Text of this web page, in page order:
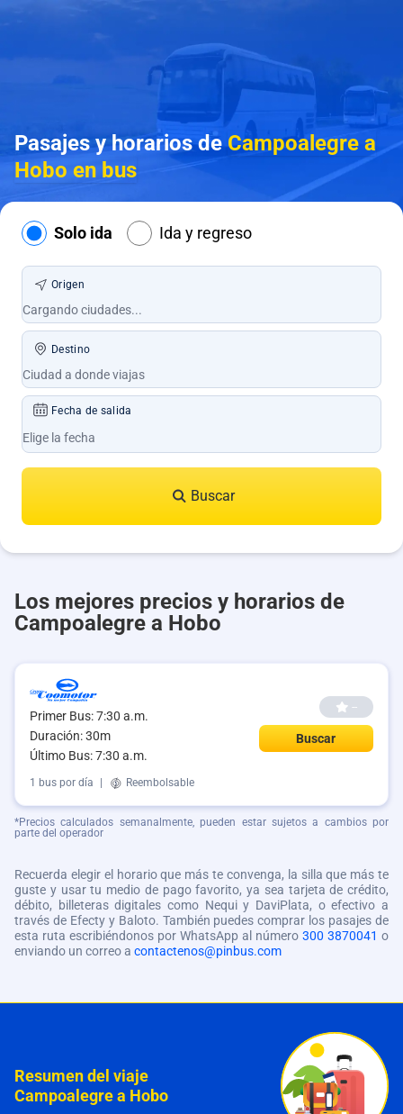
Pasajes y horarios deCampoalegre a
Hobo en bus
Solo ida Ida y regreso
Origen
Destino
Fecha de salida
Buscar
Los mejores precios y horarios de
Campoalegre a Hobo
Primer Bus: 7:30 a.m.
Duración: 30m
Último Bus: 7:30 a.m.
--
Buscar
1 bus por día Reembolsable
*Precios calculados semanalmente, pueden estar sujetos a cambios por
parte del operador
Recuerda elegir el horario que más te convenga, la silla que más te
guste y usar tu medio de pago favorito, ya sea tarjeta de crédito,
débito, billeteras digitales como Nequi y DaviPlata, o efectivo a
través de Efecty y Baloto. También puedes comprar los pasajes de
esta ruta escribiéndonos por WhatsApp al número 300 3870041 o
enviando un correo a contactenos@pinbus.com
Resumen del viaje
Campoalegre a Hobo